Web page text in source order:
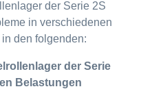
der Serie 2S
in verschiedenen
den folgenden:
der Serie
Belastungen